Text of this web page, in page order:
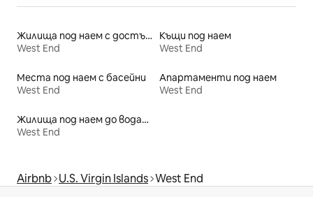
Жилища под наем с достъп до плажа
West End
Къщи под наем
West End
Места под наем с басейни
West End
Апартаменти под наем
West End
Жилища под наем до водата
West End
Airbnb U.S. Virgin Islands West End